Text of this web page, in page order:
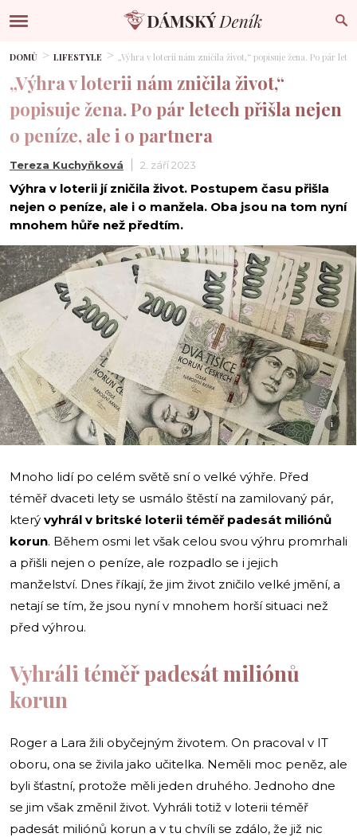
DOMŮ LIFESTYLE „Výhra v loterii nám zničila život,“ popisuje žena. Po pár
„Výhra v loterii nám zničila život,“
popisuje žena. Po pár letech přišla nejen
o peníze, ale i o partnera
Tereza Kuchyňková 2. září 2023
Výhra v loterii jí zničila život. Postupem času přišla
nejen o peníze, ale i o manžela. Oba jsou na tom nyní
mnohem hůře než předtím.
i
Mnoho lidí po celém světě sní o velké výhře. Před
téměř dvaceti lety se usmálo štěstí na zamilovaný pár,
který vyhrál v britské loterii téměř padesát miliónů
korun. Během osmi let však celou svou výhru promrhali
a přišli nejen o peníze, ale rozpadlo se i jejich
manželství. Dnes říkají, že jim život zničilo velké jmění, a
netají se tím, že jsou nyní v mnohem horší situaci než
před výhrou.
Vyhráli téměř padesát miliónů
korun
Roger a Lara žili obyčejným životem. On pracoval v IT
oboru, ona se živila jako učitelka. Neměli moc peněz, ale
byli šťastní, protože měli jeden druhého. Jednoho dne
se jim však změnil život. Vyhráli totiž v loterii téměř
padesát miliónů korun a v tu chvíli se zdálo, že již nic